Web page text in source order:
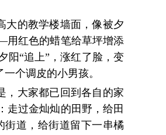
大的教学楼墙面，像被夕
用红色的蜡笔给草坪增添
阳“追上”，涨红了脸，变
个调皮的小男孩。
，大家都已回到各自的家
走过金灿灿的田野，给田
街道，给街道留下一串橘